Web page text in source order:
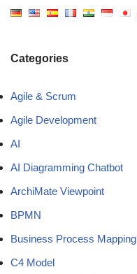
Categories
Agile & Scrum
Agile Development
AI
AI Diagramming Chatbot
ArchiMate Viewpoint
BPMN
Business Process Mapping
C4 Model